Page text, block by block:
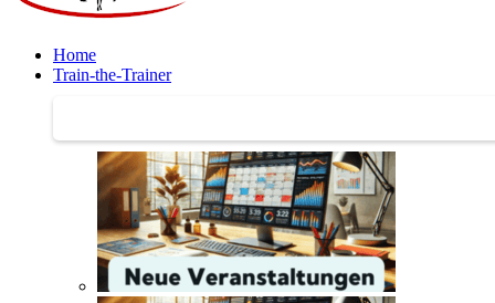
Home
Train-the-Trainer